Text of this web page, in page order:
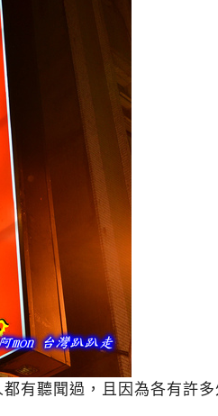
有聽聞過，且因為各有許